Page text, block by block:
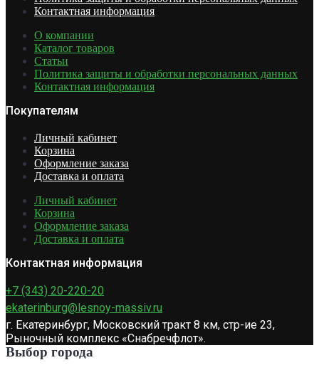
Контактная информация
О компании
Каталог товаров
Статьи
Политика защиты и обработки персональных данных
Контактная информация
Покупателям
Личный кабинет
Корзина
Оформление заказа
Доставка и оплата
Личный кабинет
Корзина
Оформление заказа
Доставка и оплата
Контактная информация
+7 (343) 20-220-20
ekaterinburg@lesnoy-massiv.ru
г. Екатеринбург, Московский тракт 8 км, стр-ие 23,
Рыночный комплекс «Снабречфлот».
Выбор города